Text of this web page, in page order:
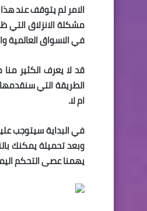
الامر لم يتوقف عند
مشكلة الانزلاق
في الاسواق العالمية
ام لا.
في البداية سيتوجب
وبعد تحميلة يمكنك
يهمنا عصى التحكم